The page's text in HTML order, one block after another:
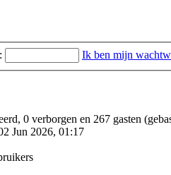
Ik ben mijn
0 verborgen en 267 gasten
Jun 2026, 01:17